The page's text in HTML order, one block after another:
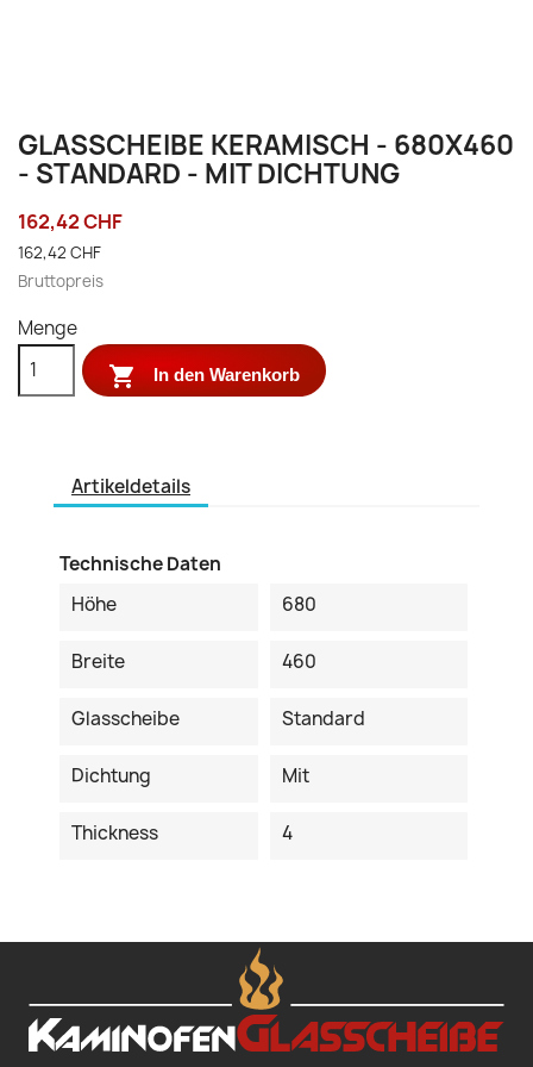
GLASSCHEIBE KERAMISCH - 680X460
- STANDARD - MIT DICHTUNG
162,42 CHF
162,42 CHF
Bruttopreis
Menge
 In den Warenkorb
Artikeldetails
Technische Daten
Höhe
680
Breite 460
Glasscheibe Standard
Dichtung Mit
Thickness 4